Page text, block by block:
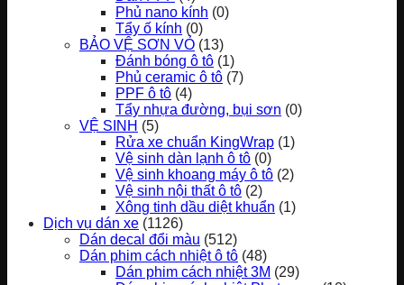
Phủ nano kính (0)
Tẩy ố kính (0)
BẢO VỆ SƠN VỎ (13)
Đánh bóng ô tô (1)
Phủ ceramic ô tô (7)
PPF ô tô (4)
Tẩy nhựa đường, bụi sơn (0)
VỆ SINH (5)
Rửa xe chuẩn KingWrap (1)
Vệ sinh dàn lạnh ô tô (0)
Vệ sinh khoang máy ô tô (2)
Vệ sinh nội thất ô tô (2)
Xông tinh dầu diệt khuẩn (1)
Dịch vụ dán xe (1126)
Dán decal đổi màu (512)
Dán phim cách nhiệt ô tô (48)
Dán phim cách nhiệt 3M (29)